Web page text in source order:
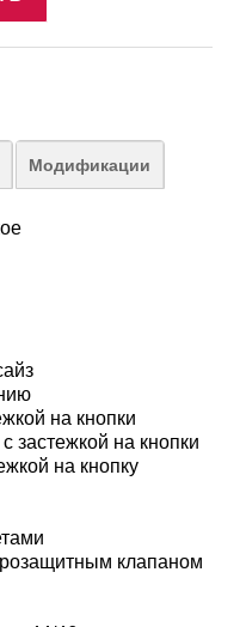
Модификации
на кнопки
застежкой на кнопки
на кнопку
клапаном